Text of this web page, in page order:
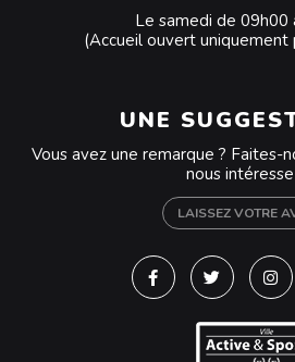
Le samedi de 09h00
(Accueil ouvert uniquement
UNE
Vous avez une remarque ? Faites-
nous intéresse
LAISSEZ VOTRE
Lien vers leLien vers